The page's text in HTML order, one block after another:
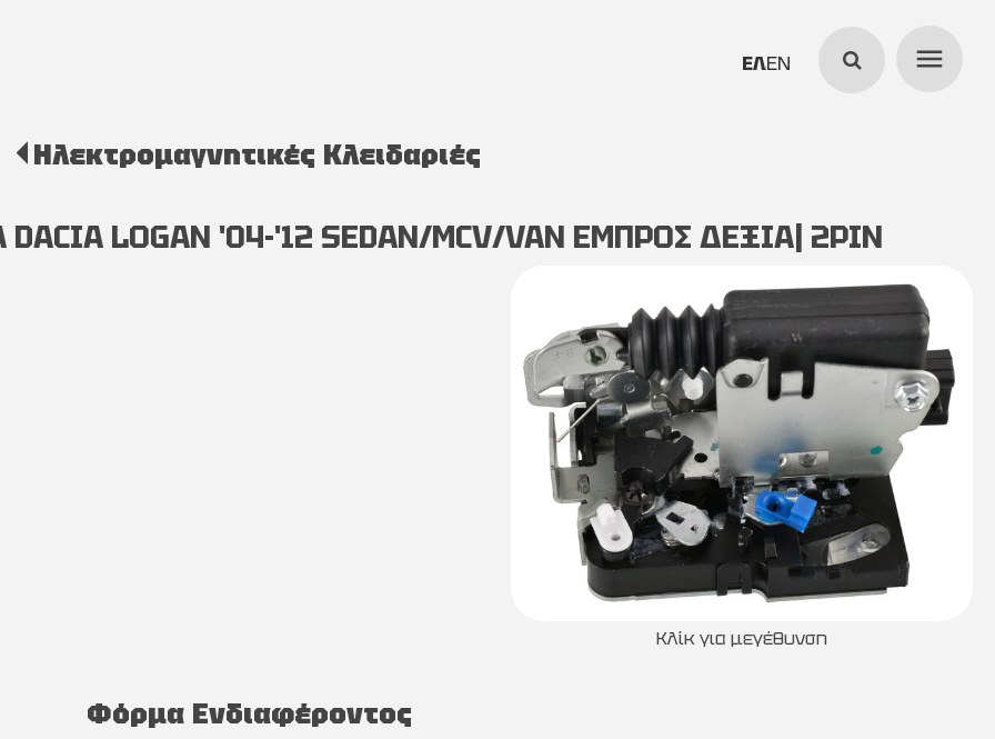
menu
ΕΛΛΗΝΙΚΆ
ENGLISH
search
Ηλεκτρομαγνητικές Κλειδαριές
LOGAN '04-'12 SEDAN/MCV/VAN ΕΜΠΡΟΣ ΔΕΞΙΑ| 2PIN
Κλίκ για μεγέθυνση
Φόρμα Ενδιαφέροντος